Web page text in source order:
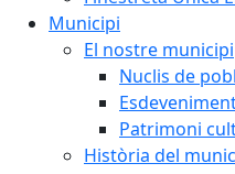
Municipi
El nostre municipi
Nuclis de
Patrimoni
Història del